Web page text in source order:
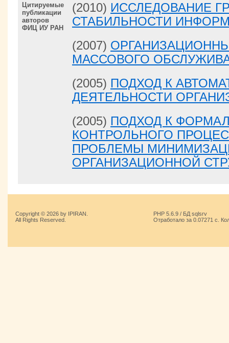
Цитируемые
публикации
авторов
ФИЦ ИУ РАН
(2010) ИССЛЕДОВАНИЕ
СТАБИЛЬНОСТИ
(2007)
МАССОВОГО
(2005) ПОДХОД К
ДЕЯТЕЛЬНОСТИ
(2005) ПОДХОД К
КОНТРОЛЬНОГО
ПРОБЛЕМЫ
ОРГАНИЗАЦИОННОЙ
Copyright © 2026 by IPIRAN.
All Rights Reserved.
PHP 5.6.9 / БД sqlsrv
Отработало за 0.07271 с.